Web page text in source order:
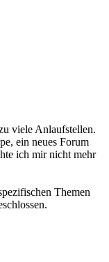
viele Anlaufstellen.
ein neues Forum
ich mir nicht mehr
Themen